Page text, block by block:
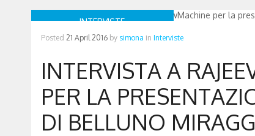
INTERVISTE
Posted 21 April 2016 by simona in Interviste
INTERVISTA A
PER LA
DI BELLUNO